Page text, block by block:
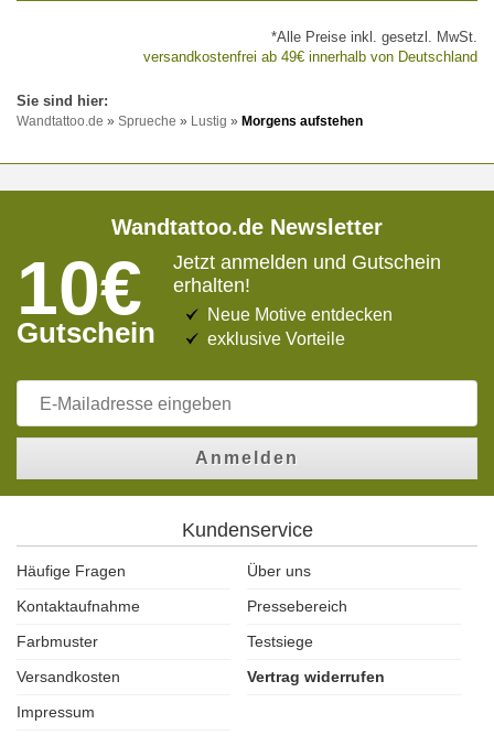
*Alle Preise inkl. gesetzl. MwSt.
versandkostenfrei ab 49€ innerhalb von Deutschland
Wandtattoo.de » Sprueche » Lustig » Morgens aufstehen
Wandtattoo.de Newsletter
10€
Gutschein
Jetzt anmelden und Gutschein
erhalten!
Neue Motive entdecken
exklusive Vorteile
Anmelden
Kundenservice
Häufige Fragen
Über uns
Kontaktaufnahme
Pressebereich
Farbmuster
Testsiege
Versandkosten
Vertrag widerrufen
Impressum